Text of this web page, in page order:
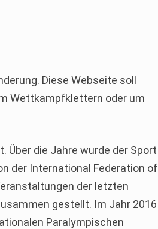
Diese Webseite soll
Wettkampfklettern oder um
Über die Jahre wurde der Sport
der International Federation of
der letzten
gestellt. Im Jahr 2016
Paralympischen